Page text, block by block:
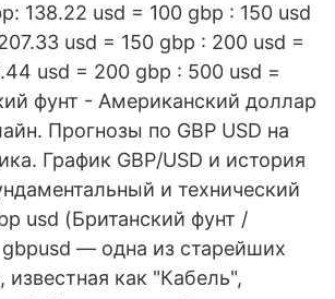
138.22 usd = 100 gbp : 150 usd
usd = 150 gbp : 200 usd =
usd = 200 gbp : 500 usd =
фунт - Американский доллар
Прогнозы по GBP USD на
График GBP/USD и история
и технический
usd (Британский фунт /
— одна из старейших
как "Кабель",